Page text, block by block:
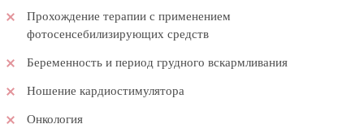
Прохождение терапии с применением
фотосенсебилизирующих средств
Беременность и период грудного вскармливания
Ношение кардиостимулятора
Онкология